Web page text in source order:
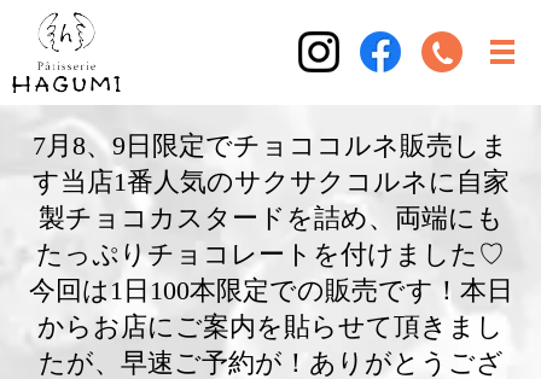
7月8、9日限定でチョココルネ販売しま
す当店1番人気のサクサクコルネに自家
製チョコカスタードを詰め、両端にも
たっぷりチョコレートを付けました♡
今回は1日100本限定での販売です！本日
からお店にご案内を貼らせて頂きまし
たが、早速ご予約が！ありがとうござ